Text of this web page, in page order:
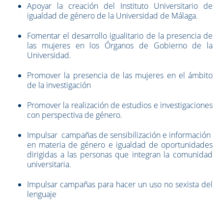
Apoyar la creación del Instituto Universitario de
igualdad de género de la Universidad de Málaga.
Fomentar el desarrollo igualitario de la presencia de
las mujeres en los Órganos de Gobierno de la
Universidad.
Promover la presencia de las mujeres en el ámbito
de la investigación
Promover la realización de estudios e investigaciones
con perspectiva de género.
Impulsar campañas de sensibilización e información
en materia de género e igualdad de oportunidades
dirigidas a las personas que integran la comunidad
universitaria.
Impulsar campañas para hacer un uso no sexista del
lenguaje